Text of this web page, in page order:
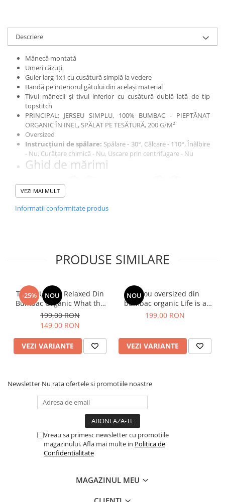
Descriere
Mânecă montată
Umeri căzuți
Guler larg 1x1 cu cusătură simplă la vedere
Bandă pe interiorul gâtului din același material
Tivul mânecii și tivul inferior cu cusătură dublă lată de tip
topstitch
PRINCIPAL: JERSEU SIMPLU, 100% BUMBAC - PIEPTĂNAT
ORGANIC ÎN INEL, SPĂLAT PE TESĂTURĂ, 200 G/M²
Oversized
Instrucțiuni de spălare: Spălare - 30°, Călcare - 110°, Înălbire
- Nu, Curățare chimică - Nu, Uscare prin centrifugare - Nu
Ghid de mărimi
Tabelul de mărimi este furnizat de producător.
SUGESTIE! Măsurați unul dintre tricourile preferate de
acasă și comparați dimensiunile cu cele din tabel.
A - lățimea pieptului măsurată la 2,5 cm sub axilă, B - lungimea
tricoului, C - lungimea mânecii
Sizes
XXS XS S M L XL XXL
3XL
20.5 21.5 23 24.5 25
VEZI MAI MULT
Informatii conformitate produs
PRODUSE SIMILARE
-25% NOU
Tricou Unisex Relaxed Din
Bumbac Organic What the
fuck is matcha
199,00 RON
149,00 RON
VEZI VARIANTE
NOU
Tricou oversized din
bumbac organic Life is a
party dress for it
199,00 RON
VEZI VARIANTE
Newsletter Nu rata ofertele si promotiile noastre
Vreau sa primesc newsletter cu promotiile
magazinului. Afla mai multe in Politica de
Confidentialitate
MAGAZINUL MEU